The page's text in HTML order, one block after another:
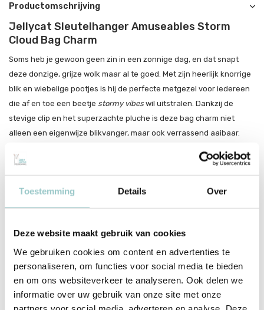
Toestemming Details Over
Deze website maakt gebruik van cookies
We gebruiken cookies om content en advertenties te
personaliseren, om functies voor social media te bieden
en om ons websiteverkeer te analyseren. Ook delen we
informatie over uw gebruik van onze site met onze
Productomschrijving
Jellycat Sleutelhanger Amuseables Storm
Cloud Bag Charm
Soms heb je gewoon geen zin in een zonnige dag, en dat snapt
deze donzige, grijze wolk maar al te goed. Met zijn heerlijk knorrige
blik en wiebelige pootjes is hij de perfecte metgezel voor iedereen
die af en toe een beetje stormy vibes wil uitstralen. Dankzij de
stevige clip en het superzachte pluche is deze bag charm niet
alleen een eigenwijze blikvanger, maar ook verrassend aaibaar.
Waarom je deze knorrige wolk nodig hebt?
Laat deze kleine donderwolk jouw tas opfleuren – of juist niet. Want
soms is een beetje chagrijn gewoon helemaal oké.